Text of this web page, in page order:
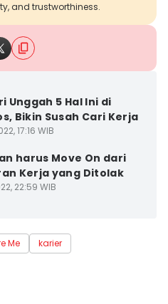
and trustworthiness.
Unggah 5 Hal Ini di
Bikin Susah Cari Kerja
17:16 WIB
harus Move On dari
Kerja yang Ditolak
22:59 WIB
Me karier